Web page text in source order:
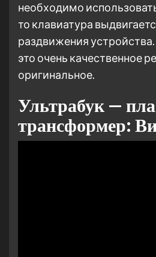
необходимо
то клавиатура
раздвижения
это очень качественное
оригинальное.
Ультрабук —
трансформер: